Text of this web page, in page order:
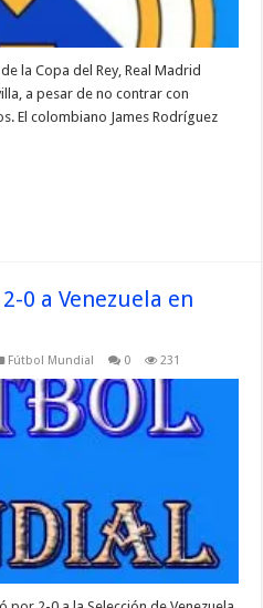
la Copa del Rey, Real Madrid
a pesar de no contrar con
El colombiano James Rodríguez
0 a Venezuela en
Fútbol Mundial 0 231